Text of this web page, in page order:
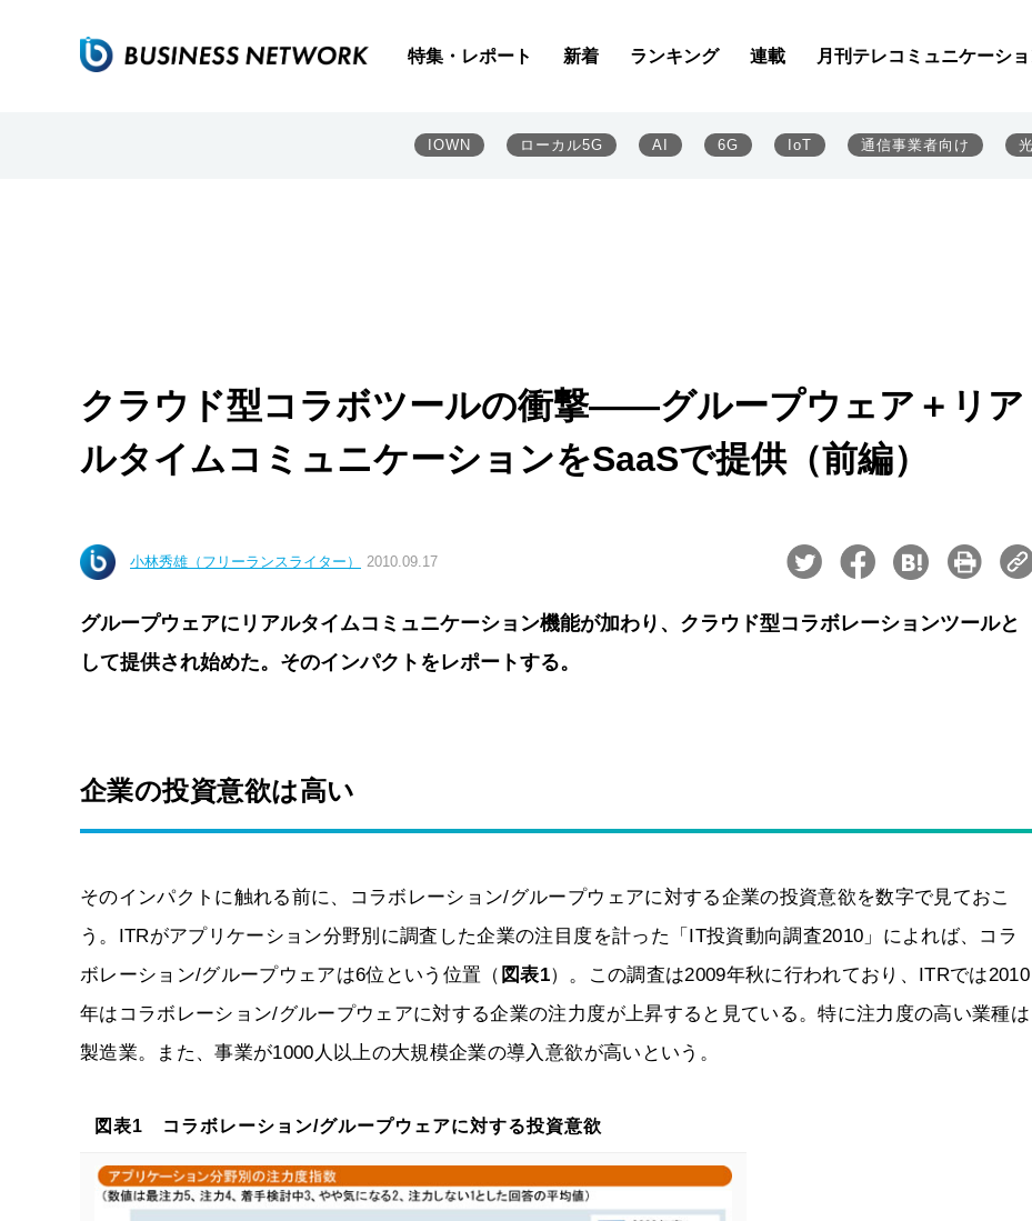
特集・レポート 新着 ランキング 連載 月刊テレコミュニケーシ
IOWN ローカル5G AI 6G IoT 通信事業者向け
クラウド型コラボツールの衝撃――グループウェア＋リア
ルタイムコミュニケーションをSaaSで提供（前編）
小林秀雄（フリーランスライター） 2010.09.17
グループウェアにリアルタイムコミュニケーション機能が加わり、クラウド型コラボレーションツールと
して提供され始めた。そのインパクトをレポートする。
企業の投資意欲は高い
そのインパクトに触れる前に、コラボレーション/グループウェアに対する企業の投資意欲を数字で見ておこ
う。ITRがアプリケーション分野別に調査した企業の注目度を計った「IT投資動向調査2010」によれば、コラ
ボレーション/グループウェアは6位という位置（ 図表1）。この調査は2009年秋に行われており、ITRでは2010
年はコラボレーション/グループウェアに対する企業の注力度が上昇すると見ている。特に注力度の高い業種は
製造業。また、事業が1000人以上の大規模企業の導入意欲が高いという。
図表1 コラボレーション/グループウェアに対する投資意欲